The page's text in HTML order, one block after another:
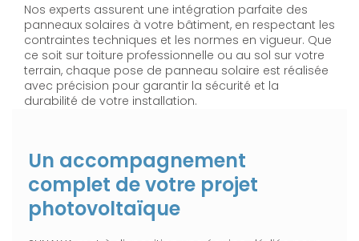
Nos experts assurent une intégration parfaite des
panneaux solaires à votre bâtiment, en respectant les
contraintes techniques et les normes en vigueur. Que
ce soit sur toiture professionnelle ou au sol sur votre
terrain, chaque pose de panneau solaire est réalisée
avec précision pour garantir la sécurité et la
durabilité de votre installation.
Un accompagnement
complet de votre projet
photovoltaïque